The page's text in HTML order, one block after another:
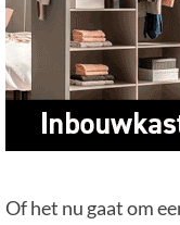
Of het nu gaat om